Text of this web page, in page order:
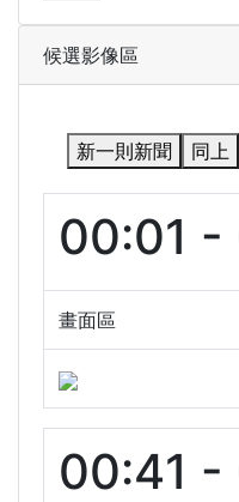
候選影像區
新一則新聞 同上
00:01
畫面區
00:41 -